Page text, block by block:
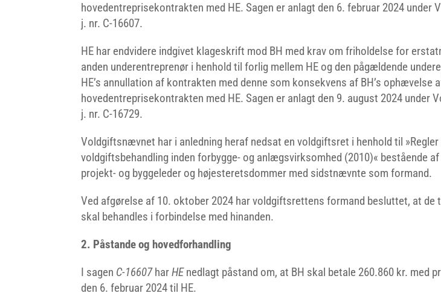
hovedentreprisekontrakten med HE. Sagen er anlagt den 6. februar 2024 under
j. nr. C-16607.
HE har endvidere indgivet klageskrift mod BH med krav om friholdelse for
anden underentreprenør i henhold til forlig mellem HE og den pågældende
HE’s annullation af kontrakten med denne som konsekvens af BH’s ophævelse
hovedentreprisekontrakten med HE. Sagen er anlagt den 9. august 2024 under
j. nr. C-16729.
Voldgiftsnævnet har i anledning heraf nedsat en voldgiftsret i henhold til
voldgiftsbehandling inden forbygge- og anlægsvirksomhed (2010)« bestående af
projekt- og byggeleder og højesteretsdommer med sidstnævnte som formand.
Ved afgørelse af 10. oktober 2024 har voldgiftsrettens formand besluttet, at de
skal behandles i forbindelse med hinanden.
2. Påstande og hovedforhandling
I sagen C-16607harHEnedlagt påstand om, at BH skal betale 260.860 kr. med
den 6. februar 2024 til HE.